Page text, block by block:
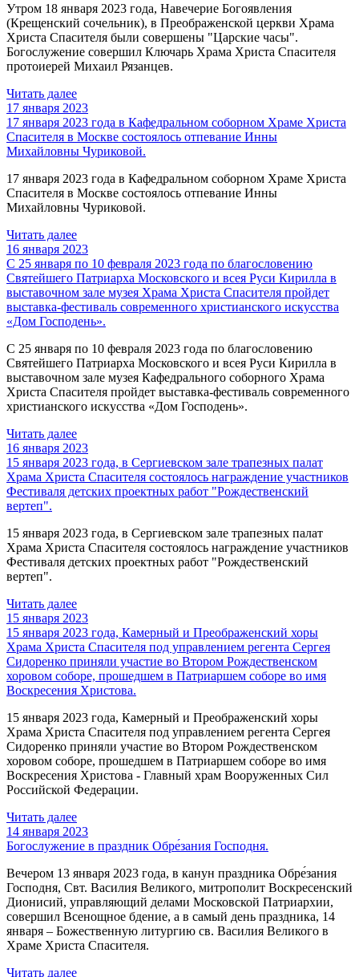
Утром 18 января 2023 года, Навечерие Богоявления
(Крещенский сочельник), в Преображенской церкви Храма
Христа Спасителя были совершены "Царские часы".
Богослужение совершил Ключарь Храма Христа Спасителя
протоиерей Михаил Рязанцев.
Читать далее
17 января 2023
17 января 2023 года в Кафедральном соборном Храме Христа
Спасителя в Москве состоялось отпевание Инны
Михайловны Чуриковой.
17 января 2023 года в Кафедральном соборном Храме Христа
Спасителя в Москве состоялось отпевание Инны
Михайловны Чуриковой.
Читать далее
16 января 2023
С 25 января по 10 февраля 2023 года по благословению
Святейшего Патриарха Московского и всея Руси Кирилла в
выставочном зале музея Храма Христа Спасителя пройдет
выставка-фестиваль современного христианского искусства
«Дом Господень».
С 25 января по 10 февраля 2023 года по благословению
Святейшего Патриарха Московского и всея Руси Кирилла в
выставочном зале музея Кафедрального соборного Храма
Христа Спасителя пройдет выставка-фестиваль современного
христианского искусства «Дом Господень».
Читать далее
16 января 2023
15 января 2023 года, в Сергиевском зале трапезных палат
Храма Христа Спасителя состоялось награждение участников
Фестиваля детских проектных работ "Рождественский
вертеп".
15 января 2023 года, в Сергиевском зале трапезных палат
Храма Христа Спасителя состоялось награждение участников
Фестиваля детских проектных работ "Рождественский
вертеп".
Читать далее
15 января 2023
15 января 2023 года, Камерный и Преображенский хоры
Храма Христа Спасителя под управлением регента Сергея
Сидоренко приняли участие во Втором Рождественском
хоровом соборе, прошедшем в Патриаршем соборе во имя
Воскресения Христова.
15 января 2023 года, Камерный и Преображенский хоры
Храма Христа Спасителя под управлением регента Сергея
Сидоренко приняли участие во Втором Рождественском
хоровом соборе, прошедшем в Патриаршем соборе во имя
Воскресения Христова - Главный храм Вооруженных Сил
Российской Федерации.
Читать далее
14 января 2023
Богослужение в праздник Обре́зания Господня.
Вечером 13 января 2023 года, в канун праздника Обре́зания
Господня, Свт. Василия Великого, митрополит Воскресенский
Дионисий, управляющий делами Московской Патриархии,
совершил Всенощное бдение, а в самый день праздника, 14
января – Божественную литургию св. Василия Великого в
Храме Христа Спасителя.
Читать далее